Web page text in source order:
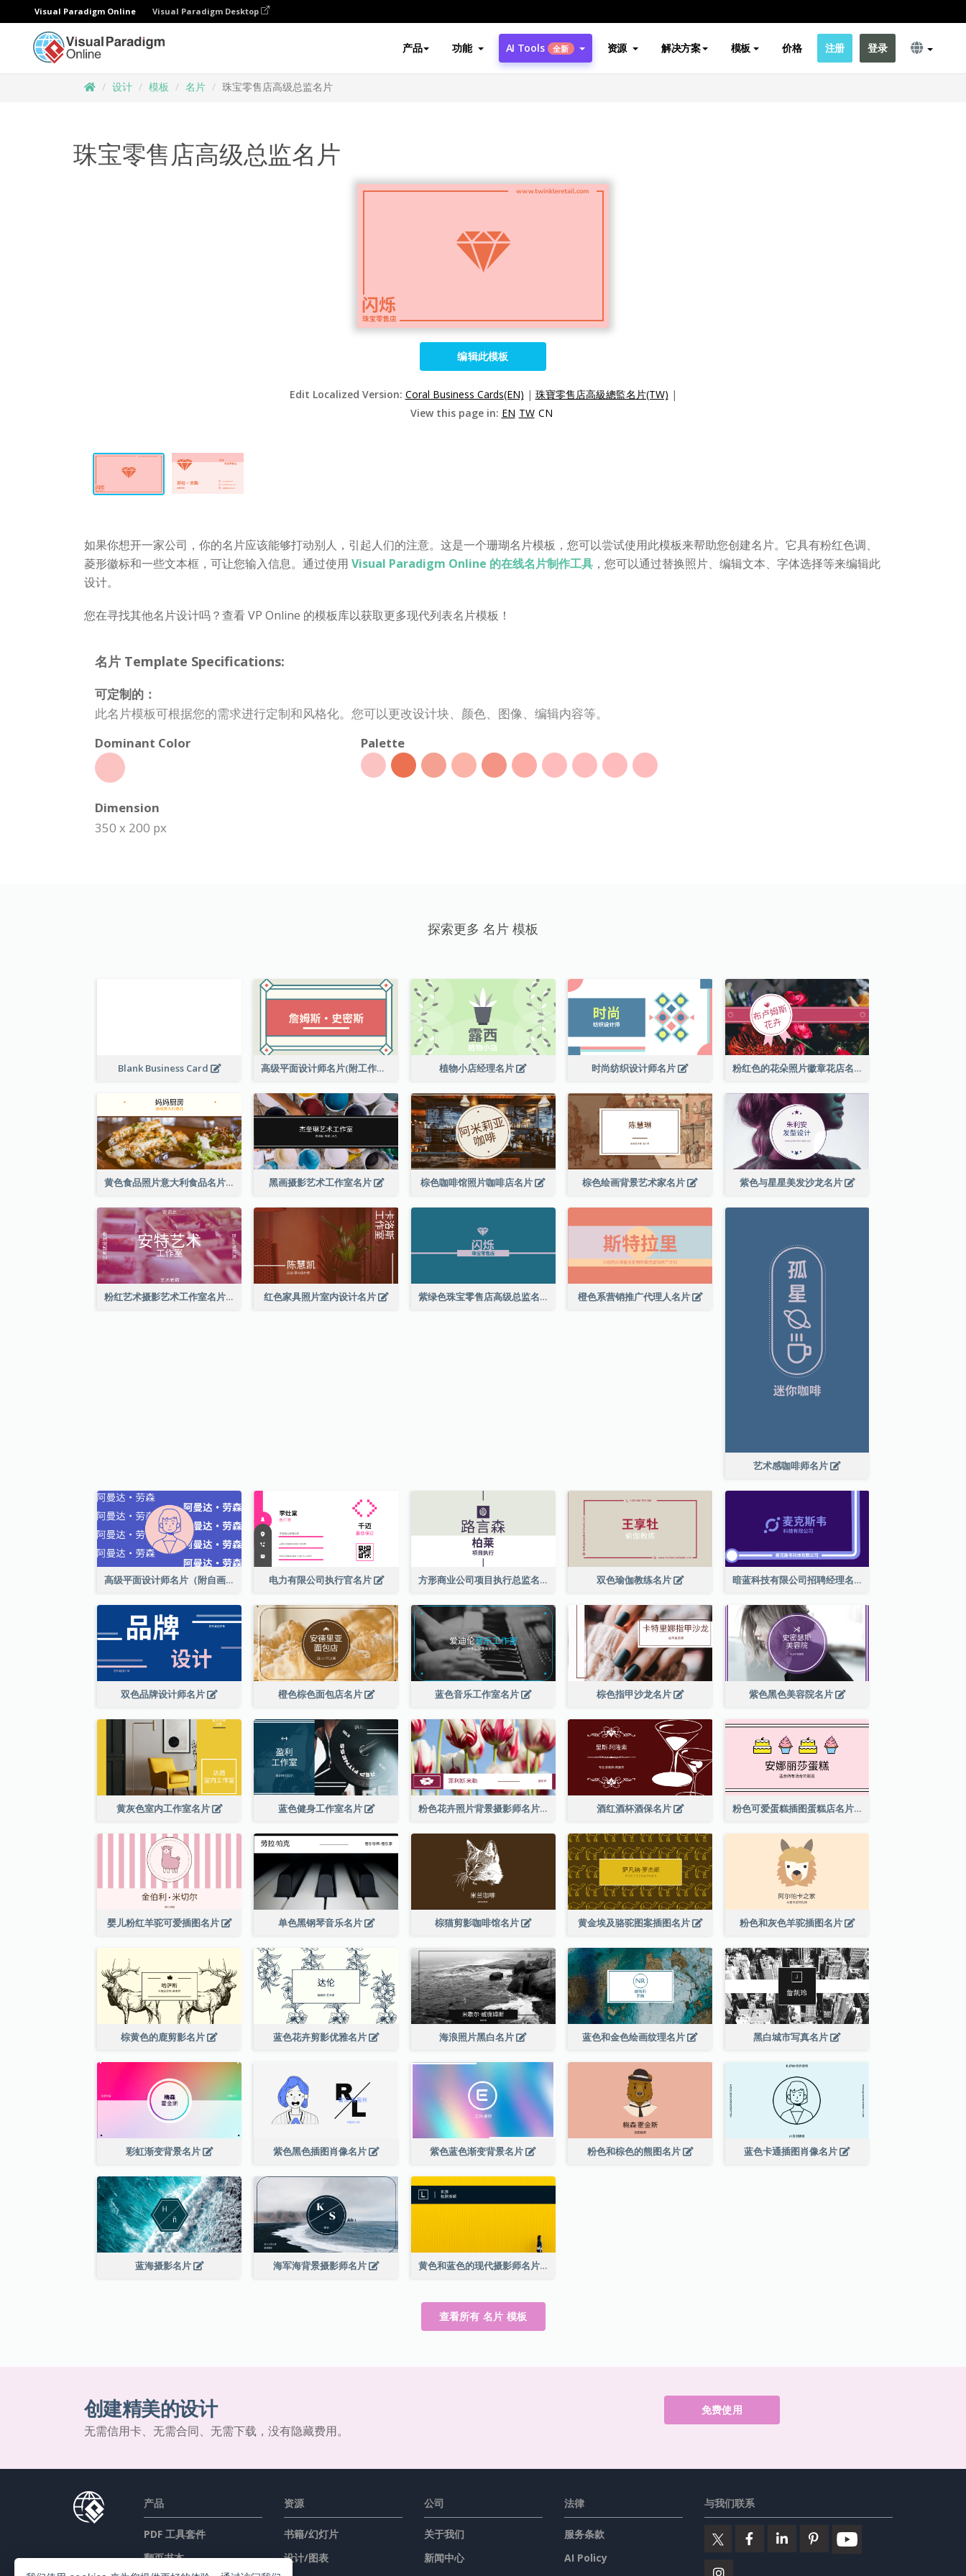
Visual Paradigm Online Visual Paradigm Desktop
产品 功能 AI Tools 全新 资源 解决方案 模板 价格 注册 登录
设计 模板 名片 珠宝零售店高级总监名片
珠宝零售店高级总监名片
编辑此模板
Edit Localized Version: Coral Business Cards(EN) | 珠寶零售店高級總監名片(TW) |
View this page in: EN TW CN
如果你想开一家公司，你的名片应该能够打动别人，引起人们的注意。这是一个珊瑚名片模板，您可以尝试使用此模板来帮助您创建名片。它具有粉红色调、
菱形徽标和一些文本框，可让您输入信息。通过使用 Visual Paradigm Online 的在线名片制作工具 ，您可以通过替换照片、编辑文本、字体选择等来编辑此
设计。
您在寻找其他名片设计吗？查看 VP Online 的模板库以获取更多现代列表名片模板！
名片 Template Specifications:
可定制的：
此名片模板可根据您的需求进行定制和风格化。您可以更改设计块、颜色、图像、编辑内容等。
Dominant Color
Palette
Dimension
350 x 200 px
探索更多 名片 模板
Blank Business Card 高级平面设计师名片(附工作室地址) 植物小店经理名片 时尚纺织设计师名片 粉红色的花朵照片徽章花店名片
黄色食品照片意大利食品名片 黑画摄影艺术工作室名片 棕色咖啡馆照片咖啡店名片 棕色绘画背景艺术家名片 紫色与星星美发沙龙名片
粉红艺术摄影艺术工作室名片 红色家具照片室内设计名片 紫绿色珠宝零售店高级总监名片 橙色系营销推广代理人名片
艺术感咖啡师名片
高级平面设计师名片（附自画像） 电力有限公司执行官名片 方形商业公司项目执行总监名片 双色瑜伽教练名片 暗蓝科技有限公司招聘经理名片
双色品牌设计师名片 橙色棕色面包店名片 蓝色音乐工作室名片 棕色指甲沙龙名片 紫色黑色美容院名片
黄灰色室内工作室名片 蓝色健身工作室名片 粉色花卉照片背景摄影师名片 酒红酒杯酒保名片 粉色可爱蛋糕插图蛋糕店名片
婴儿粉红羊驼可爱插图名片 单色黑钢琴音乐名片 棕猫剪影咖啡馆名片 黄金埃及骆驼图案插图名片 粉色和灰色羊驼插图名片
棕黄色的鹿剪影名片 蓝色花卉剪影优雅名片 海浪照片黑白名片 蓝色和金色绘画纹理名片 黑白城市写真名片
彩虹渐变背景名片 紫色黑色插图肖像名片 紫色蓝色渐变背景名片 粉色和棕色的熊图名片 蓝色卡通插图肖像名片
蓝海摄影名片 海军海背景摄影师名片 黄色和蓝色的现代摄影师名片
查看所有 名片 模板
创建精美的设计
无需信用卡、无需合同、无需下载，没有隐藏费用。
免费使用
产品
PDF 工具套件
翻页书本
资源
书籍/幻灯片
设计/图表
公司
关于我们
新闻中心
法律
服务条款
AI Policy
与我们联系